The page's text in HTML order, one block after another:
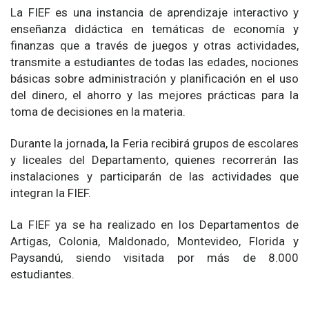
La FIEF es una instancia de aprendizaje interactivo y
enseñanza didáctica en temáticas de economía y
finanzas que a través de juegos y otras actividades,
transmite a estudiantes de todas las edades, nociones
básicas sobre administración y planificación en el uso
del dinero, el ahorro y las mejores prácticas para la
toma de decisiones en la materia.
Durante la jornada, la Feria recibirá grupos de escolares
y liceales del Departamento, quienes recorrerán las
instalaciones y participarán de las actividades que
integran la FIEF.
La FIEF ya se ha realizado en los Departamentos de
Artigas, Colonia, Maldonado, Montevideo, Florida y
Paysandú, siendo visitada por más de 8.000
estudiantes.